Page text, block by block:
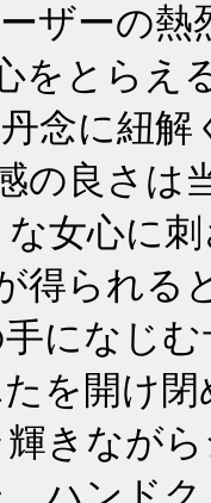
ザーの熱
をとらえ
念に紐解
の良さは
女心に
得られる
になじ
を開け
輝きなが